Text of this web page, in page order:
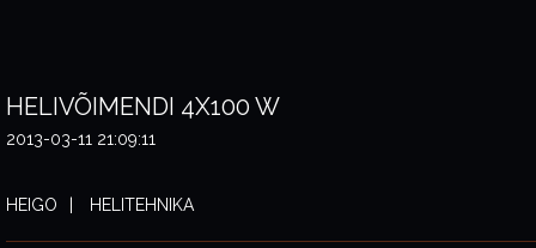
HELIVÕIMENDI 4X100 W
2013-03-11 21:09:11
HEIGO HELITEHNIKA